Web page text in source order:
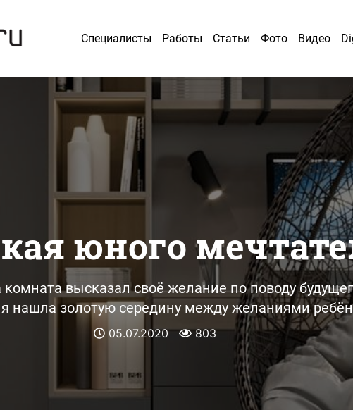
Специалисты Работы Статьи Фото Видео
юного
высказал своё желание по поводу
нашла золотую середину между желаниями
05.07.2020 803